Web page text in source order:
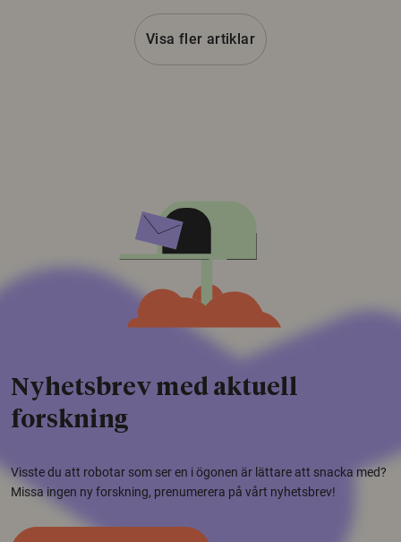
Visa fler artiklar
Nyhetsbrev med aktuell
forskning
Visste du att robotar som ser en i ögonen är lättare att snacka med?
Missa ingen ny forskning, prenumerera på vårt nyhetsbrev!